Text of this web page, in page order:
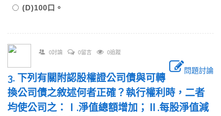
(D)100口。
0討論 0留言 0追蹤
問題討論
3. 下列有關附認股權證公司債與可轉
換公司債之敘述何者正確？執行權利時，二者
均使公司之：Ⅰ.淨值總額增加；Ⅱ.每股淨值減